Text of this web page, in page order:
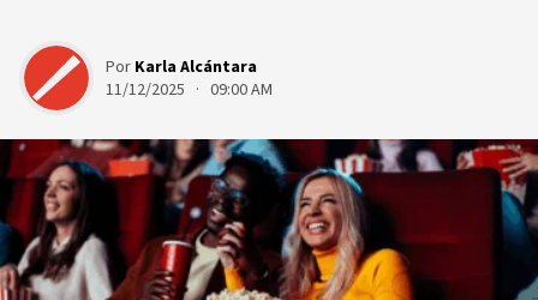
Por Karla Alcántara
11/12/2025 · 09:00 AM